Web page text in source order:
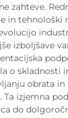
zahteve.
in tehnološki
izboljšave
o skladnosti
obrata in
izjemna
do